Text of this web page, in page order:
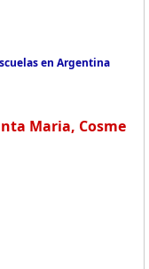
en Argentina
Maria, Cosme